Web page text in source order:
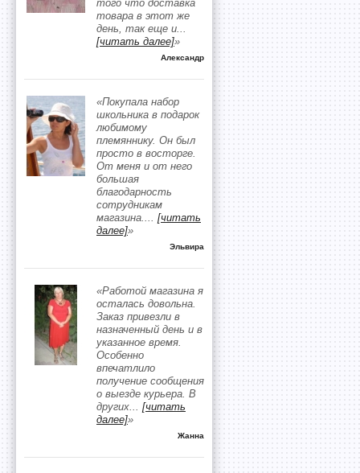
того что доставка
товара в этот же
день, так еще и...
[читать далее]»
Александр
«Покупала набор
школьника в подарок
любимому
племяннику. Он был
просто в восторге.
От меня и от него
большая
благодарность
сотрудникам
магазина.... [читать
далее]»
Эльвира
«Работой магазина я
осталась довольна.
Заказ привезли в
назначенный день и в
указанное время.
Особенно
впечатлило
получение сообщения
о выезде курьера. В
других... [читать
далее]»
Жанна